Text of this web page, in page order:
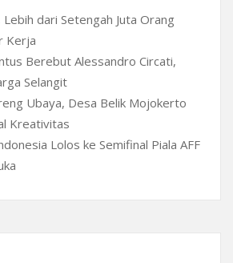
Lebih dari Setengah Juta Orang
Kerja
Berebut Alessandro Circati,
Selangit
Ubaya, Desa Belik Mojokerto
Kreativitas
Lolos ke Semifinal Piala AFF